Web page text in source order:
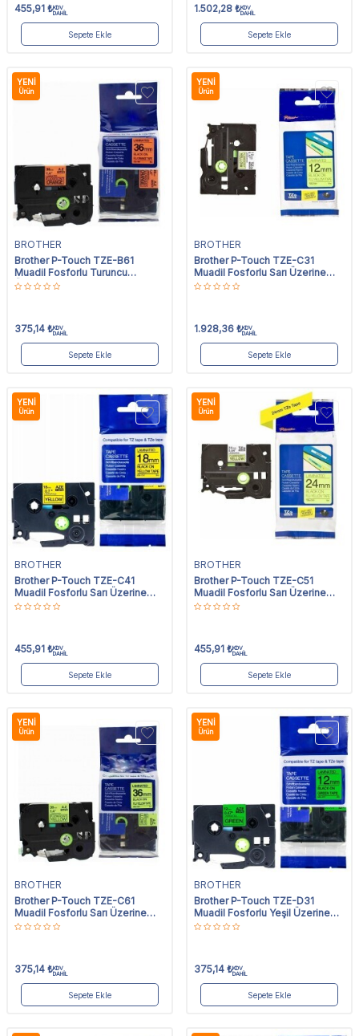
455,91 ₺KDV
DAHİL
Sepete Ekle
1.502,28 ₺KDV
DAHİL
Sepete Ekle
YENI
Ürün
BROTHER
Brother P-Touch TZE-B61
Muadil Fosforlu Turuncu
Üzerine Siyah Etiket 36mm x
375,14 ₺KDV
DAHİL
Sepete Ekle
YENI
Ürün
BROTHER
Brother P-Touch TZE-C31
Muadil Fosforlu Sarı Üzerine
Siyah Etiket 12mm x 8m
1.928,36 ₺KDV
DAHİL
Sepete Ekle
YENI
Ürün
BROTHER
Brother P-Touch TZE-C41
Muadil Fosforlu Sarı Üzerine
Siyah Etiket 18mm x 8m
455,91 ₺KDV
DAHİL
Sepete Ekle
YENI
Ürün
BROTHER
Brother P-Touch TZE-C51
Muadil Fosforlu Sarı Üzerine
Siyah Etiket 24mm x 8m
455,91 ₺KDV
DAHİL
Sepete Ekle
YENI
Ürün
BROTHER
Brother P-Touch TZE-C61
Muadil Fosforlu Sarı Üzerine
Siyah Etiket 36mm x 8m
375,14 ₺KDV
DAHİL
Sepete Ekle
YENI
Ürün
BROTHER
Brother P-Touch TZE-D31
Muadil Fosforlu Yeşil Üzerine
Siyah Etiket 12mm x 8m
375,14 ₺KDV
DAHİL
Sepete Ekle